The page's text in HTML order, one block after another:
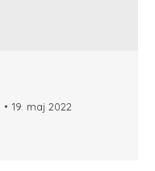
19. maj 2022